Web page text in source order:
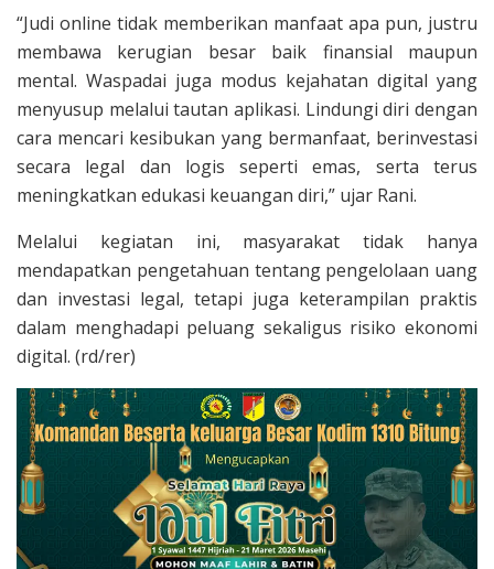
“Judi online tidak memberikan manfaat apa pun, justru
membawa kerugian besar baik finansial maupun
mental. Waspadai juga modus kejahatan digital yang
menyusup melalui tautan aplikasi. Lindungi diri dengan
cara mencari kesibukan yang bermanfaat, berinvestasi
secara legal dan logis seperti emas, serta terus
meningkatkan edukasi keuangan diri,” ujar Rani.
Melalui kegiatan ini, masyarakat tidak hanya
mendapatkan pengetahuan tentang pengelolaan uang
dan investasi legal, tetapi juga keterampilan praktis
dalam menghadapi peluang sekaligus risiko ekonomi
digital. (rd/rer)